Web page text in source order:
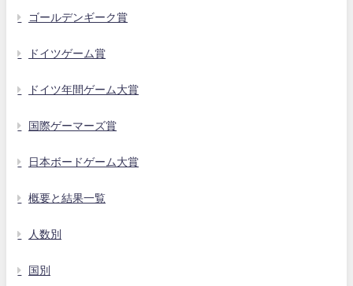
ゴールデンギーク賞
ドイツゲーム賞
ドイツ年間ゲーム大賞
国際ゲーマーズ賞
日本ボードゲーム大賞
概要と結果一覧
人数別
国別